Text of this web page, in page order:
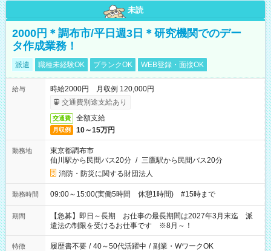
未読
2000円＊調布市/平日週3日＊研究機関でのデー
タ作成業務！
派遣 職種未経験OK ブランクOK WEB登録・面接OK
給与
時給2000円 月収例 120,000円
交通費別途支給あり
交通費 全額支給
月収例 10～15万円
勤務地
東京都調布市
仙川駅から民間バス20分 / 三鷹駅から民間バス20分
消防・防災に関する財団法人
勤務時間 09:00～15:00(実働5時間 休憩1時間) #15時まで
期間
【急募】即日～長期 お仕事の最長期間は2027年3月末迄 派
遣法の制限を受けるお仕事です ※8月～！
特徴 履歴書不要 / 40～50代活躍中 / 副業・WワークOK